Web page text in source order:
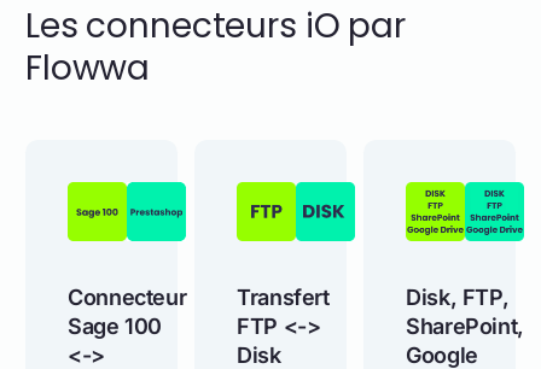
Les connecteurs iO par
Flowwa
Connecteur
Sage 100
<->
Transfert
FTP <->
Disk
Disk, FTP,
SharePoint,
Google